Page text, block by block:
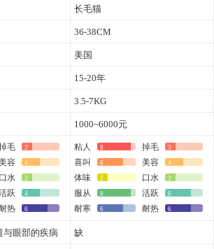
长毛猫
36-38CM
美国
15-20年
3.5-7KG
1000~6000元
毛 2
容 4
口水 2
跃 4
热 6
粘人 8 掉毛 3
喜叫 6 美容 4
体味 2 口水 2
服从 8 活跃 6
耐寒 6 耐热 6
与眼部的疾病 缺